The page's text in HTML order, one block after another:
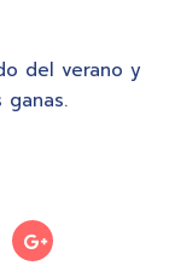
del verano y